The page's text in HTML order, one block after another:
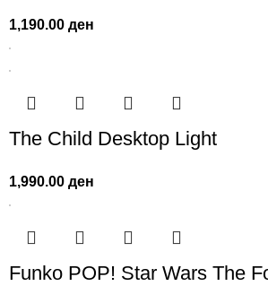
1,190.00ден
The Child Desktop Light
1,990.00ден
Funko POP! Star Wars The